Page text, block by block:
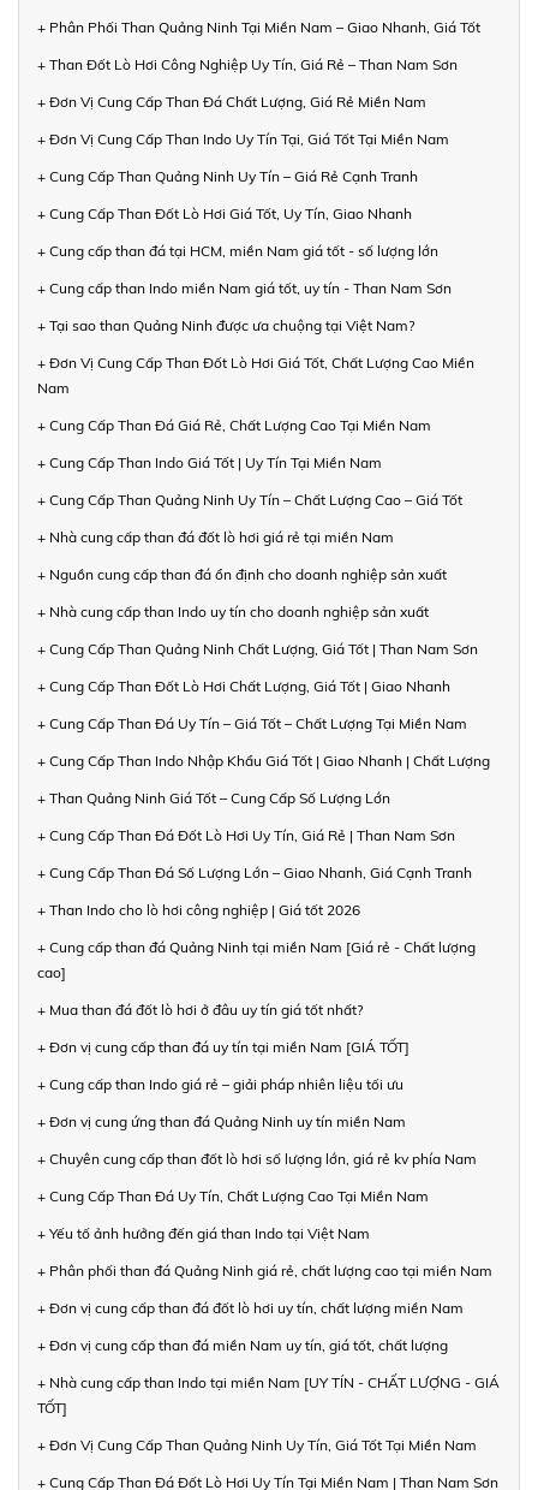
+ Phân Phối Than Quảng Ninh Tại Miền Nam – Giao Nhanh, Giá Tốt
+ Than Đốt Lò Hơi Công Nghiệp Uy Tín, Giá Rẻ – Than Nam Sơn
+ Đơn Vị Cung Cấp Than Đá Chất Lượng, Giá Rẻ Miền Nam
+ Đơn Vị Cung Cấp Than Indo Uy Tín Tại, Giá Tốt Tại Miền Nam
+ Cung Cấp Than Quảng Ninh Uy Tín – Giá Rẻ Cạnh Tranh
+ Cung Cấp Than Đốt Lò Hơi Giá Tốt, Uy Tín, Giao Nhanh
+ Cung cấp than đá tại HCM, miền Nam giá tốt - số lượng lớn
+ Cung cấp than Indo miền Nam giá tốt, uy tín - Than Nam Sơn
+ Tại sao than Quảng Ninh được ưa chuộng tại Việt Nam?
+ Đơn Vị Cung Cấp Than Đốt Lò Hơi Giá Tốt, Chất Lượng Cao Miền
Nam
+ Cung Cấp Than Đá Giá Rẻ, Chất Lượng Cao Tại Miền Nam
+ Cung Cấp Than Indo Giá Tốt | Uy Tín Tại Miền Nam
+ Cung Cấp Than Quảng Ninh Uy Tín – Chất Lượng Cao – Giá Tốt
+ Nhà cung cấp than đá đốt lò hơi giá rẻ tại miền Nam
+ Nguồn cung cấp than đá ổn định cho doanh nghiệp sản xuất
+ Nhà cung cấp than Indo uy tín cho doanh nghiệp sản xuất
+ Cung Cấp Than Quảng Ninh Chất Lượng, Giá Tốt | Than Nam Sơn
+ Cung Cấp Than Đốt Lò Hơi Chất Lượng, Giá Tốt | Giao Nhanh
+ Cung Cấp Than Đá Uy Tín – Giá Tốt – Chất Lượng Tại Miền Nam
+ Cung Cấp Than Indo Nhập Khẩu Giá Tốt | Giao Nhanh | Chất Lượng
+ Than Quảng Ninh Giá Tốt – Cung Cấp Số Lượng Lớn
+ Cung Cấp Than Đá Đốt Lò Hơi Uy Tín, Giá Rẻ | Than Nam Sơn
+ Cung Cấp Than Đá Số Lượng Lớn – Giao Nhanh, Giá Cạnh Tranh
+ Than Indo cho lò hơi công nghiệp | Giá tốt 2026
+ Cung cấp than đá Quảng Ninh tại miền Nam [Giá rẻ - Chất lượng
cao]
+ Mua than đá đốt lò hơi ở đâu uy tín giá tốt nhất?
+ Đơn vị cung cấp than đá uy tín tại miền Nam [GIÁ TỐT]
+ Cung cấp than Indo giá rẻ – giải pháp nhiên liệu tối ưu
+ Đơn vị cung ứng than đá Quảng Ninh uy tín miền Nam
+ Chuyên cung cấp than đốt lò hơi số lượng lớn, giá rẻ kv phía Nam
+ Cung Cấp Than Đá Uy Tín, Chất Lượng Cao Tại Miền Nam
+ Yếu tố ảnh hưởng đến giá than Indo tại Việt Nam
+ Phân phối than đá Quảng Ninh giá rẻ, chất lượng cao tại miền Nam
+ Đơn vị cung cấp than đá đốt lò hơi uy tín, chất lượng miền Nam
+ Đơn vị cung cấp than đá miền Nam uy tín, giá tốt, chất lượng
+ Nhà cung cấp than Indo tại miền Nam [UY TÍN - CHẤT LƯỢNG - GIÁ
TỐT]
+ Đơn Vị Cung Cấp Than Quảng Ninh Uy Tín, Giá Tốt Tại Miền Nam
+ Cung Cấp Than Đá Đốt Lò Hơi Uy Tín Tại Miền Nam | Than Nam Sơn